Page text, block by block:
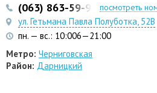
(063) 863-59-92 посмотреть
ул. Гетьмана Павла Полуботка, 52B
пн. — вс.: 10:006—21:00
Метро: Черниговская
Район: Дарницкий